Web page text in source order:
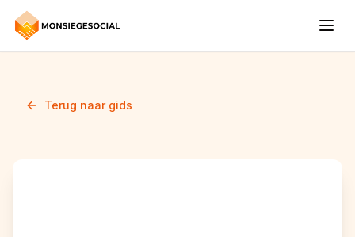
Terug naar gids